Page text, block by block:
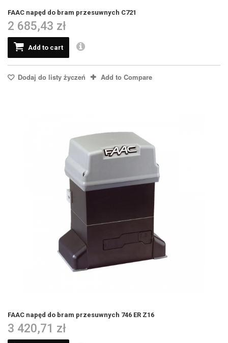
FAAC napęd do bram przesuwnych C721
2 685,43 zł
Add to cart
Dodaj do listy życzeń Add to Compare
FAAC napęd do bram przesuwnych 746 ER Z16
3 420,71 zł